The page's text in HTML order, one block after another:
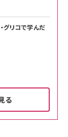
リコで学んだ
る